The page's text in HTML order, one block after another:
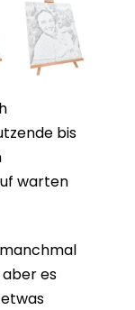
bis
warten
es